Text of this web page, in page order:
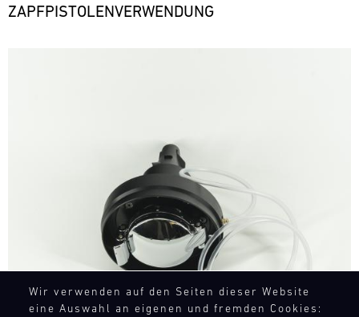
Wir verwenden auf den Seiten dieser Website
eine Auswahl an eigenen und fremden Cookies:
ZAPFPISTOLENVERWENDUNG